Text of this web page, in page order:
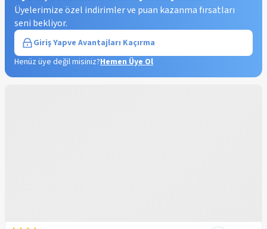
Üyelerimize özel indirimler ve puan kazanma fırsatları
seni bekliyor.
Giriş Yapve Avantajları Kaçırma
Henüz üye değil misiniz?Hemen Üye Ol